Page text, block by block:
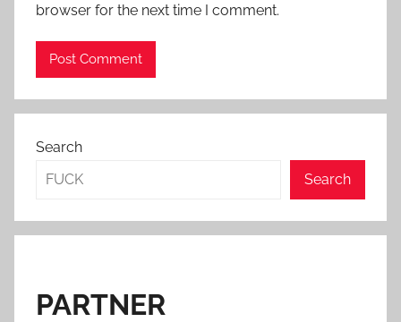
browser for the next time I comment.
Search
Search
PARTNER